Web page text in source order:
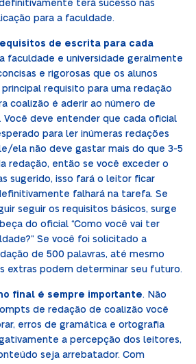
terá sucesso nas
para a faculdade.
de escrita para cada
faculdade e universidade geralmente
e rigorosas que os alunos
principal requisito para uma redação
coalizão é aderir ao número de
Você deve entender que cada oficial
para ler inúmeras redações
ela não deve gastar mais do que 3-5
redação, então se você exceder o
sugerido, isso fará o leitor ficar
falhará na tarefa. Se
seguir os requisitos básicos, surge
do oficial “Como você vai ter
Se você foi solicitado a
de 500 palavras, até mesmo
extras podem determinar seu futuro.
final é sempre importante. Não
de redação de coalizão você
erros de gramática e ortografia
a percepção dos leitores,
seja arrebatador. Com